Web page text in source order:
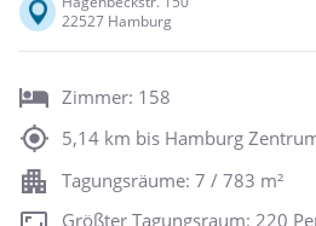
22527 Hamburg
Zimmer: 158
5,14 km bis Hamburg
Tagungsräume: 7 / 783 m²
Größter Tagungsraum: 220